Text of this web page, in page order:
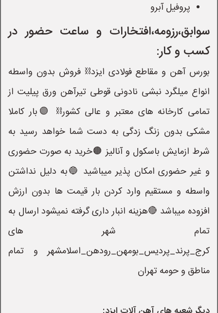
پروفیل آبرو
سوابق،رزومه،افتخارات و ساعت حضور در
کسب و کار:
بورس آهن و مقاطع فولادی ایزد⛓ فروش بدون واسطه
انواع میلگرد نبشی نادونی قوطی تیرآهن ورق پیلیت از
تمامی کارخانه های معتبر و عالی کشور⛓ 🟣بار کاملا
مشکی بدون زنگ زدگی به دست شما خواهد رسید به
شرط ازمایش باسکول و آنالیز 🟤خرید به صورت حضوری
و غیر حضوری امکان پذیر میباشید 🔵به دلیل نداشتن
واسطه و مستقیم وارد کردن بار قیمت ها بدون ارزش
افزوده میباشد 🔴هزینه انبار داری گرفته نمیشود ارسال به
تمام شهر های
کرج_پرند_پردیس_بومهن_رودهن_اسلامشهر و تمام
مناطق و حومه تهران